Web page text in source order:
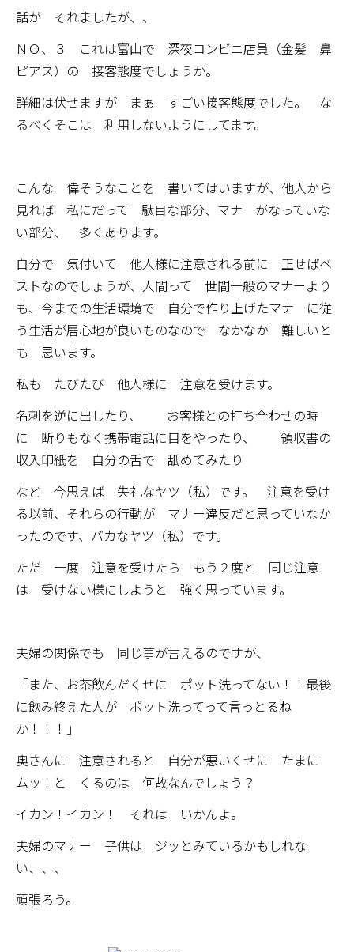
話が それましたが、、
ＮＯ、３ これは富山で 深夜コンビニ店員（金髪 鼻
ピアス）の 接客態度でしょうか。
詳細は伏せますが まぁ すごい接客態度でした。 な
るべくそこは 利用しないようにしてます。
こんな 偉そうなことを 書いてはいますが、他人から
見れば 私にだって 駄目な部分、マナーがなっていな
い部分、 多くあります。
自分で 気付いて 他人様に注意される前に 正せばベ
ストなのでしょうが、人間って 世間一般のマナーより
も、今までの生活環境で 自分で作り上げたマナーに従
う生活が居心地が良いものなので なかなか 難しいと
も 思います。
私も たびたび 他人様に 注意を受けます。
名刺を逆に出したり、 お客様との打ち合わせの時
に 断りもなく携帯電話に目をやったり、 領収書の
収入印紙を 自分の舌で 舐めてみたり
など 今思えば 失礼なヤツ（私）です。 注意を受け
る以前、それらの行動が マナー違反だと思っていなか
ったのです、バカなヤツ（私）です。
ただ 一度 注意を受けたら もう２度と 同じ注意
は 受けない様にしようと 強く思っています。
夫婦の関係でも 同じ事が言えるのですが、
「また、お茶飲んだくせに ポット洗ってない！！最後
に飲み終えた人が ポット洗ってって言っとるね
か！！！」
奥さんに 注意されると 自分が悪いくせに たまに
ムッ！と くるのは 何故なんでしょう？
イカン！イカン！ それは いかんよ。
夫婦のマナー 子供は ジッとみているかもしれな
い、、、
頑張ろう。